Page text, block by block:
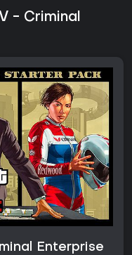
- Criminal
Enterprise